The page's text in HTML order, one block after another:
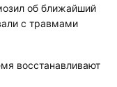
об ближайший
с травмами
восстанавливают